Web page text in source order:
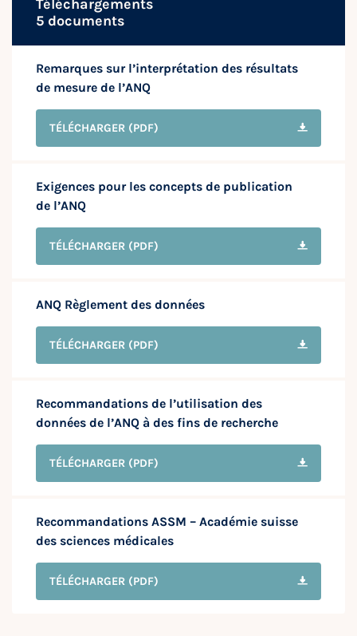
Téléchargements
5 documents
Remarques sur l’interprétation des résultats
de mesure de l’ANQ
TÉLÉCHARGER (PDF)
Exigences pour les concepts de publication
de l’ANQ
TÉLÉCHARGER (PDF)
ANQ Règlement des données
TÉLÉCHARGER (PDF)
Recommandations de l’utilisation des
données de l’ANQ à des fins de recherche
TÉLÉCHARGER (PDF)
Recommandations ASSM – Académie suisse
des sciences médicales
TÉLÉCHARGER (PDF)